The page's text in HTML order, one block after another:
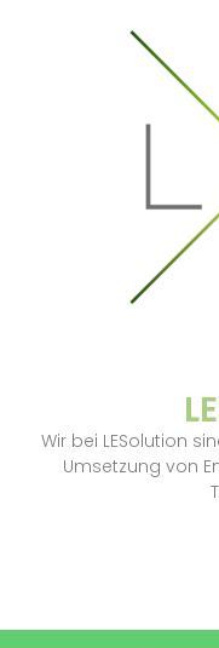
Wir bei LESolution
Umsetzung von